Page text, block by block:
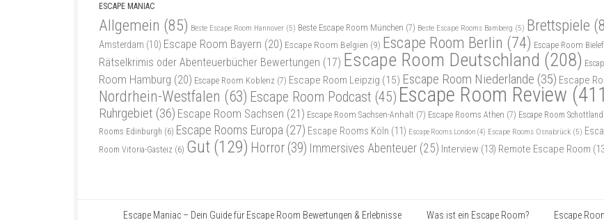
ESCAPE MANIAC
Allgemein (85) Beste Escape Room Hannover (5) Beste Escape Room München (7) Beste Escape Rooms Bamberg (5) Brettspiele
Amsterdam (10) Escape Room Bayern (20) Escape Room Belgien (9) Escape Room Berlin (74) Escape Room
Rätselkrimis oder Abenteuerbücher Bewertungen (17) Escape Room Deutschland (208)
Room Hamburg (20) Escape Room Koblenz (7) Escape Room Leipzig (15) Escape Room Niederlande (35) Escape
Nordrhein-Westfalen (63) Escape Room Podcast (45) Escape Room Review
Ruhrgebiet (36) Escape Room Sachsen (21) Escape Room Sachsen-Anhalt (7) Escape Rooms Athen (7) Escape Room Schottland
Rooms Edinburgh (6) Escape Rooms Europa (27) Escape Rooms Köln (11) Escape Rooms London (4) Escape Rooms Osnabrück (5)
Room Vitoria-Gasteiz (6) Gut (129) Horror (39) Immersives Abenteuer (25) Interview (13) Remote Escape Room
Escape Maniac – Dein Guide für Escape Room Bewertungen & Erlebnisse Was ist ein Escape Room? Escape